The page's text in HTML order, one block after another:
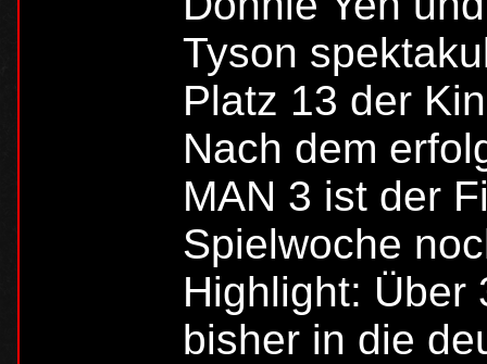
Tyson
Platz 13 der
Nach dem
MAN 3 ist der
Spielwoche
Highlight: Über
bisher in die